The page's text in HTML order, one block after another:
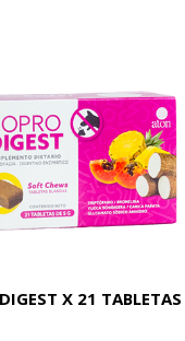
X 21 TABLETAS